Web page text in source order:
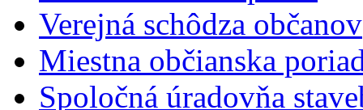
Verejná schôdza občanov
Miestna občianska
Spoločná úradovňa